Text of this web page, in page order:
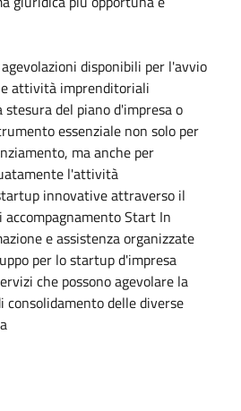
disponibili per l'avvio
attività imprenditoriali
stesura del piano d'impresa o
essenziale non solo per
ma anche per
l'attività
innovative attraverso il
accompagnamento Start In
e assistenza organizzate
per lo startup d'impresa
che possono agevolare la
consolidamento delle diverse